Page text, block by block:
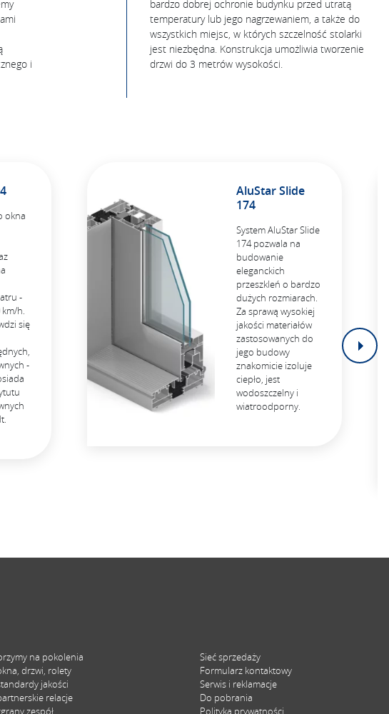
i
bardzo dobrej ochronie budynku przed utratą
temperatury lub jego nagrzewaniem, a także do
wszystkich miejsc, w których szczelność stolarki
jest niezbędna. Konstrukcja umożliwia tworzenie
drzwi do 3 metrów wysokości.
okna
-
h.
się
-
AluStar Slide
174
System AluStar Slide
174 pozwala na
budowanie
eleganckich
przeszkleń o bardzo
dużych rozmiarach.
Za sprawą wysokiej
jakości materiałów
zastosowanych do
jego budowy
znakomicie izoluje
ciepło, jest
wodoszczelny i
wiatroodporny.
na pokolenia
drzwi, rolety
jakości
relacje
zespół
Sieć sprzedaży
Formularz kontaktowy
Serwis i reklamacje
Do pobrania
Polityka prywatności